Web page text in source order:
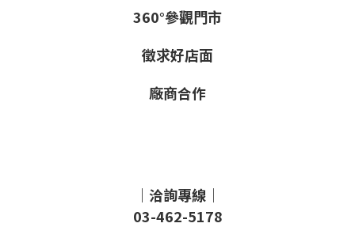
360°參觀門市
徵求好店面
廠商合作
｜洽詢專線｜
03-462-5178